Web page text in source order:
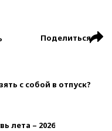
Поделиться
с собой в отпуск?
лета – 2026